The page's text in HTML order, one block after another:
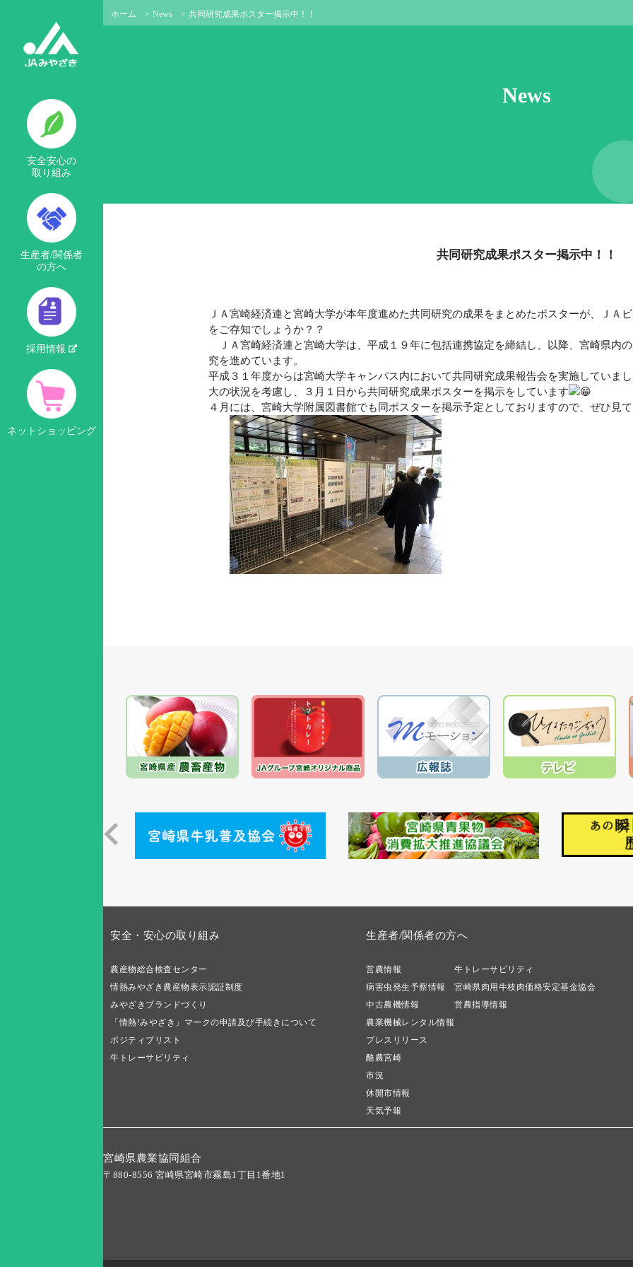
安全安心の
取り組み
生産者/関係者
の方へ
採用情報
ネットショッピング
ホーム > News > 共同研究成果ポスター掲示中！！
News
共同研究成果ポスター掲示中！！
ＪＡ宮崎経済連と宮崎大学が本年度進めた共同研究の成果をまとめたポスターが、ＪＡ
をご存知でしょうか？？
ＪＡ宮崎経済連と宮崎大学は、平成１９年に包括連携協定を締結し、以降、宮崎県内
究を進めています。
平成３１年度からは宮崎大学キャンパス内において共同研究成果報告会を実施していま
大の状況を考慮し、３月１日から共同研究成果ポスターを掲示をしています
４月には、宮崎大学附属図書館でも同ポスターを掲示予定としておりますので、ぜひ見
安全・安心の取り組み
農産物総合検査センター
情熱みやざき農産物表示認証制度
みやざきブランドづくり
「情熱!みやざき」マークの申請及び手続きについて
ポジティブリスト
牛トレーサビリティ
生産者/関係者の方へ
営農情報
病害虫発生予察情報
中古農機情報
農業機械レンタル情報
プレスリリース
酪農宮崎
市況
休開市情報
天気予報
牛トレーサビリティ
宮崎県肉用牛枝肉価格安定基金協会
営農指導情報
宮崎県農業協同組合
〒880-8556 宮崎県宮崎市霧島1丁目1番地1